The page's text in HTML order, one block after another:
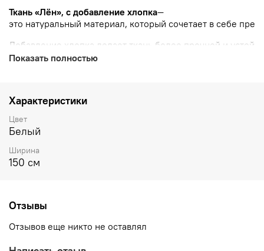
Ткань «Лён», с добавление хлопка—
это натуральный материал, который сочетает в себе
Добавление хлопка делает ткань более прочной и
Показать полностью
Характеристики
Цвет
Белый
Ширина
150 см
Отзывы
Отзывов еще никто не оставлял